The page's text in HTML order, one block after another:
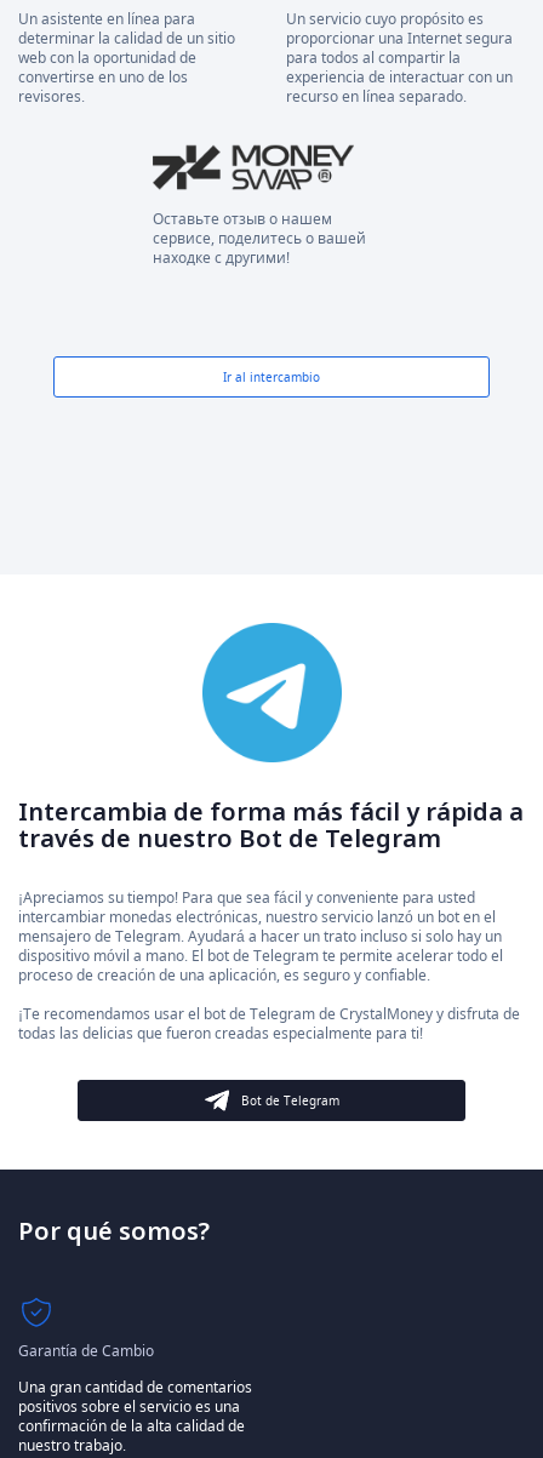
Un asistente en línea para
determinar la calidad de un sitio
web con la oportunidad de
convertirse en uno de los
revisores.
Un servicio cuyo propósito es
proporcionar una Internet segura
para todos al compartir la
experiencia de interactuar con un
recurso en línea separado.
Оставьте отзыв о нашем
сервисе, поделитесь о вашей
находке с другими!
Ir al intercambio
Intercambia de forma más fácil y rápida a
través de nuestro Bot de Telegram
¡Apreciamos su tiempo! Para que sea fácil y conveniente para usted
intercambiar monedas electrónicas, nuestro servicio lanzó un bot en el
mensajero de Telegram. Ayudará a hacer un trato incluso si solo hay un
dispositivo móvil a mano. El bot de Telegram te permite acelerar todo el
proceso de creación de una aplicación, es seguro y confiable.
¡Te recomendamos usar el bot de Telegram de CrystalMoney y disfruta de
todas las delicias que fueron creadas especialmente para ti!
Bot de Telegram
Por qué somos?
Garantía de Cambio
Una gran cantidad de comentarios
positivos sobre el servicio es una
confirmación de la alta calidad de
nuestro trabajo.